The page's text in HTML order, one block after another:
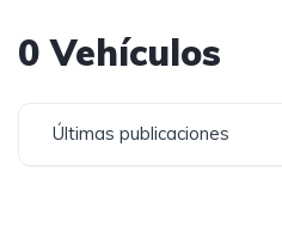
0 Vehículos
Últimas publicaciones